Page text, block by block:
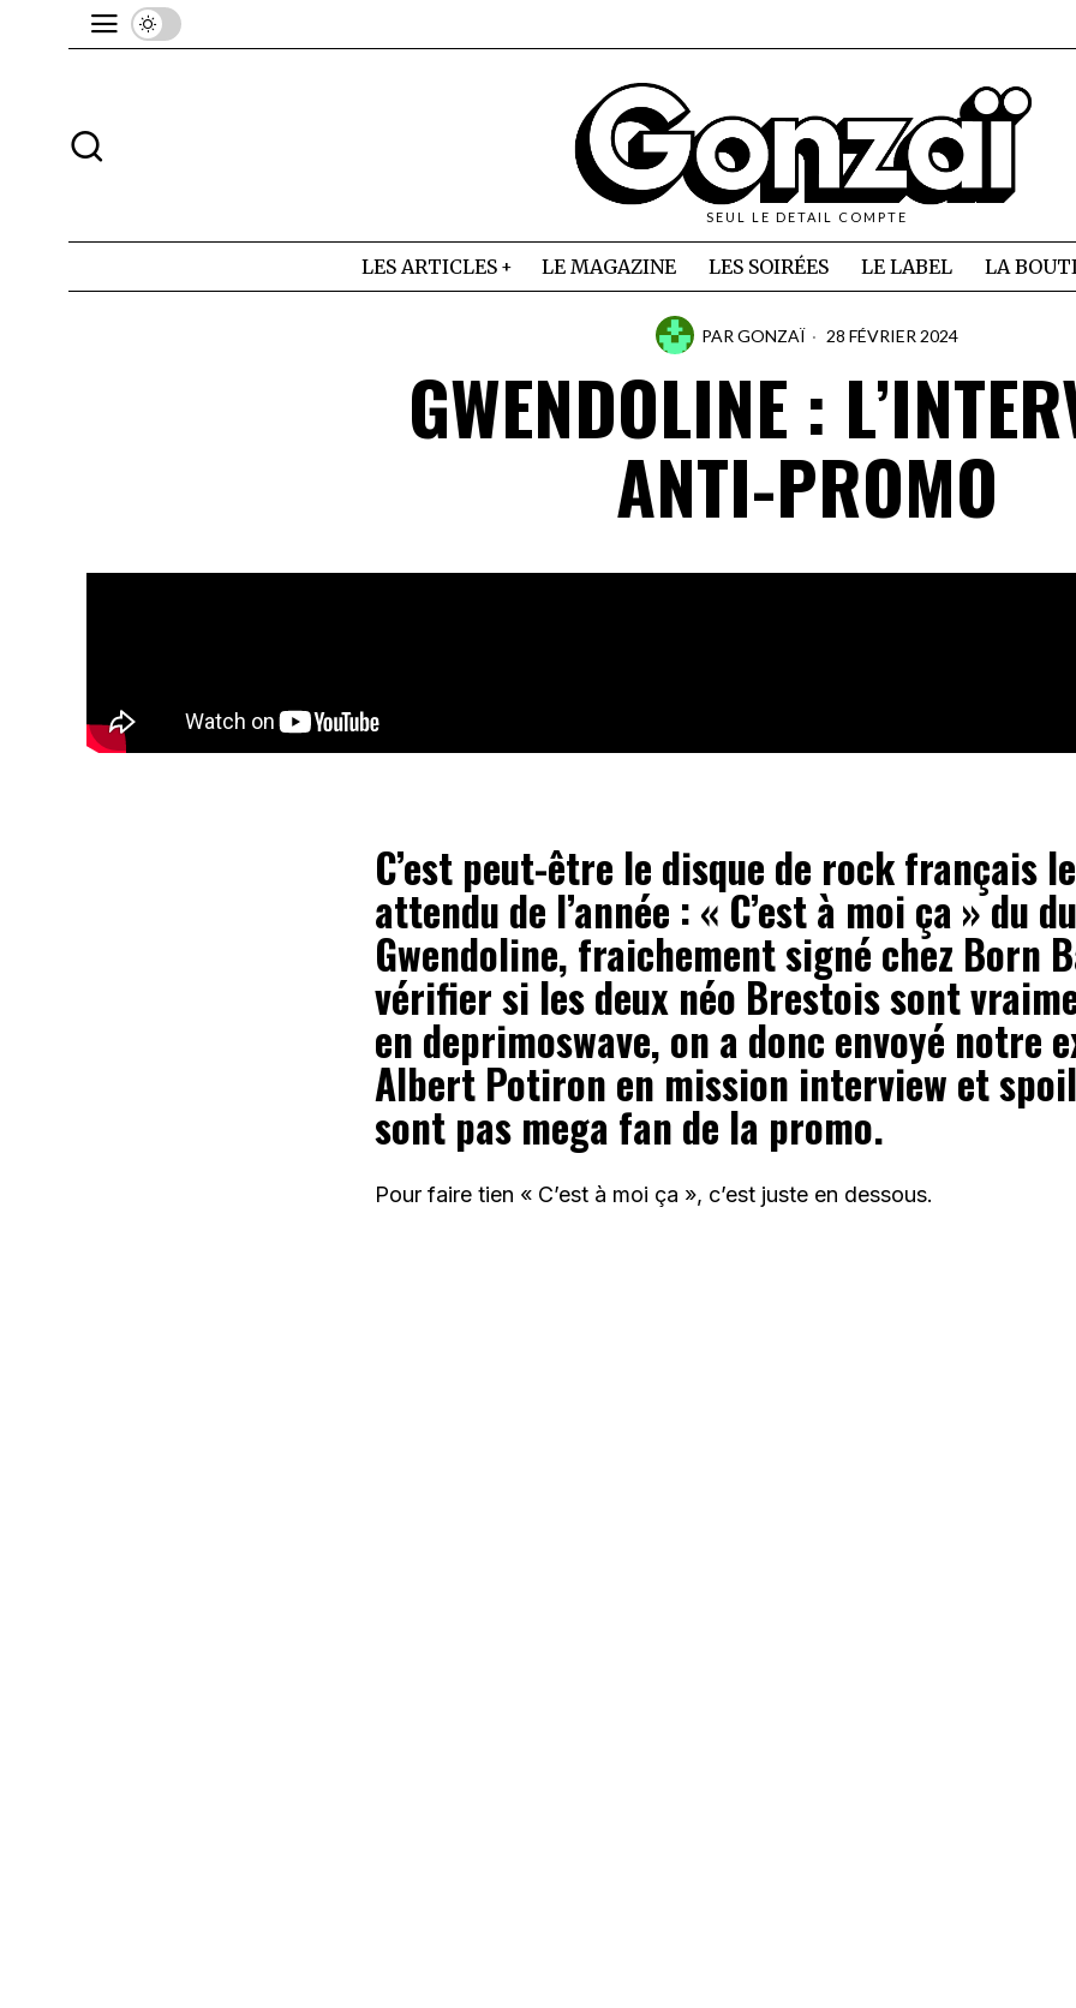
SEUL LE DETAIL COMPTE
LES ARTICLES LE MAGAZINE LES SOIRÉES LE LABEL LA
PAR GONZAÏ 28 FÉVRIER 2024
GWENDOLINE :
ANTI-PROMO
C’est peut-être le disque de rock français
attendu de l’année : « C’est à moi ça » du
Gwendoline, fraichement signé chez Born
vérifier si les deux néo Brestois sont
en deprimoswave, on a donc envoyé notre
Albert Potiron en mission interview et
sont pas mega fan de la promo.
Pour faire tien « C’est à moi ça », c’est juste en dessous.